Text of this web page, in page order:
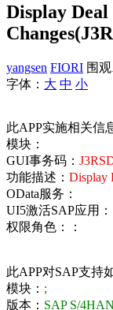
Display Deal
yangsen FIORI 围观
字体： 大 中 小
此APP实施相关信
模块：
GUI事务码：
功能描述： Display
OData服务：
UI5激活SAP应用：
权限角色：：
此APP对SAP支持
模块： ;
版本： SAP S/